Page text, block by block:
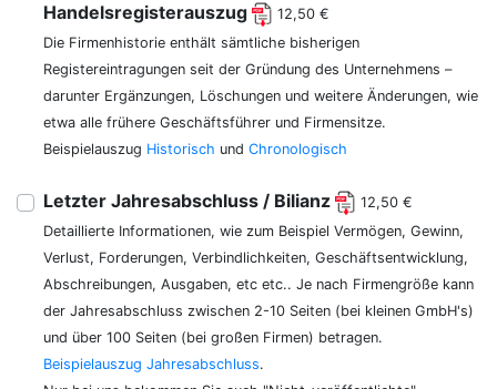
Handelsregisterauszug
12,50 €
Die Firmenhistorie enthält sämtliche bisherigen
Registereintragungen seit der Gründung des Unternehmens –
darunter Ergänzungen, Löschungen und weitere Änderungen, wie
etwa alle frühere Geschäftsführer und Firmensitze.
Beispielauszug Historisch und Chronologisch
Letzter Jahresabschluss / Bilianz
12,50 €
Detaillierte Informationen, wie zum Beispiel Vermögen, Gewinn,
Verlust, Forderungen, Verbindlichkeiten, Geschäftsentwicklung,
Abschreibungen, Ausgaben, etc etc.. Je nach Firmengröße kann
der Jahresabschluss zwischen 2-10 Seiten (bei kleinen GmbH's)
und über 100 Seiten (bei großen Firmen) betragen.
Beispielauszug Jahresabschluss.